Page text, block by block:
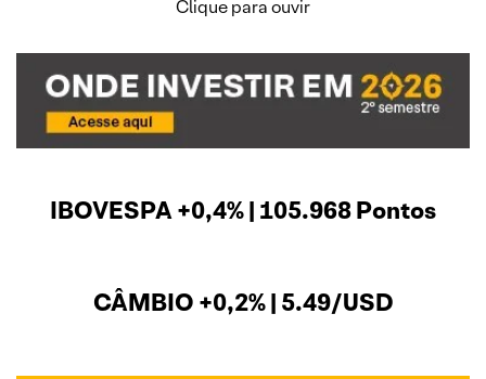
Clique para ouvir
IBOVESPA +0,4% | 105.968 Pontos
CÂMBIO +0,2% | 5.49/USD